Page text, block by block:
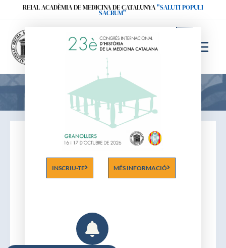
REIAL ACADÈMIA DE MEDICINA DE CATALUNYA"SALUTI POPULI
SACRUM"
Acadèmics
INSCRIU-TE MÉS INFORMACIÓ